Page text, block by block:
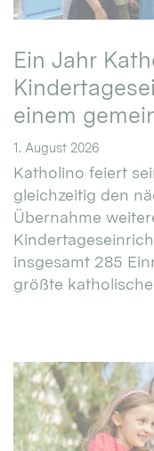
Ein Jahr
einem
1. August 2026
Katholino feiert
gleichzeitig den
Übernahme
insgesamt 285
größte katholische